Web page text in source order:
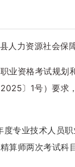
人力资源社会保
业资格考试规
〕1号）要求
专业技术人员
算师两次考试科